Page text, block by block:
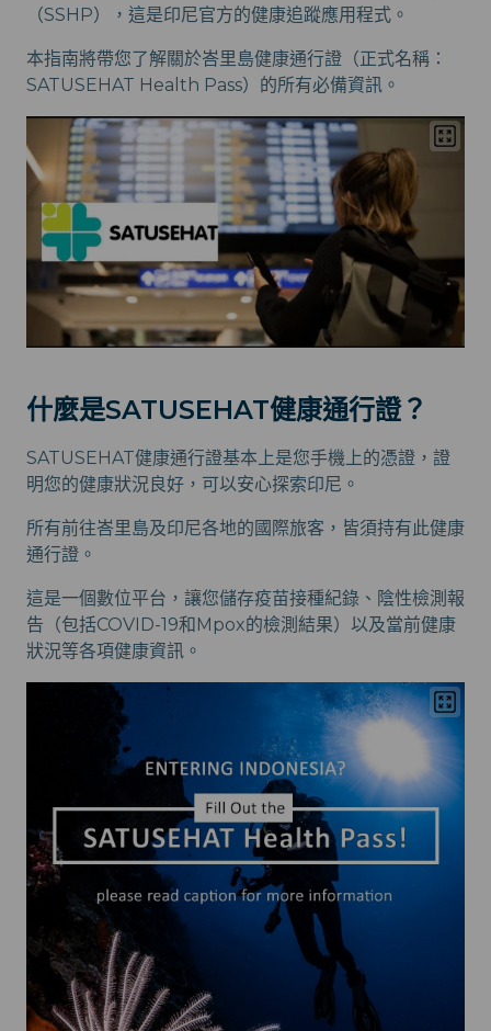
（SSHP），這是印尼官方的健康追蹤應用程式。
本指南將帶您了解關於峇里島健康通行證（正式名稱：
SATUSEHAT Health Pass）的所有必備資訊。
什麼是SATUSEHAT健康通行證？
SATUSEHAT健康通行證基本上是您手機上的憑證，證
明您的健康狀況良好，可以安心探索印尼。
所有前往峇里島及印尼各地的國際旅客，皆須持有此健康
通行證。
這是一個數位平台，讓您儲存疫苗接種紀錄、陰性檢測報
告（包括COVID-19和Mpox的檢測結果）以及當前健康
狀況等各項健康資訊。